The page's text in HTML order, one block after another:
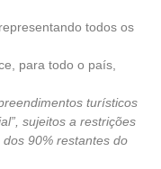
todos os
para todo o país,
turísticos
sujeitos a restrições
90% restantes do